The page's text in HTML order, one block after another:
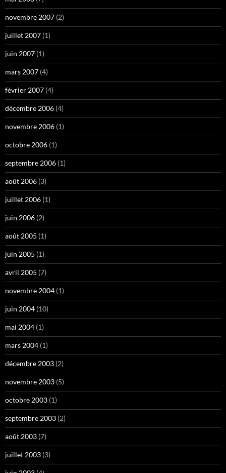
novembre 2007 (2)
juillet 2007 (1)
juin 2007 (1)
mars 2007 (4)
février 2007 (4)
décembre 2006 (4)
novembre 2006 (1)
octobre 2006 (1)
septembre 2006 (1)
août 2006 (3)
juillet 2006 (1)
juin 2006 (2)
août 2005 (1)
juin 2005 (1)
avril 2005 (7)
novembre 2004 (1)
juin 2004 (10)
mai 2004 (1)
mars 2004 (1)
décembre 2003 (2)
novembre 2003 (5)
octobre 2003 (1)
septembre 2003 (2)
août 2003 (7)
juillet 2003 (3)